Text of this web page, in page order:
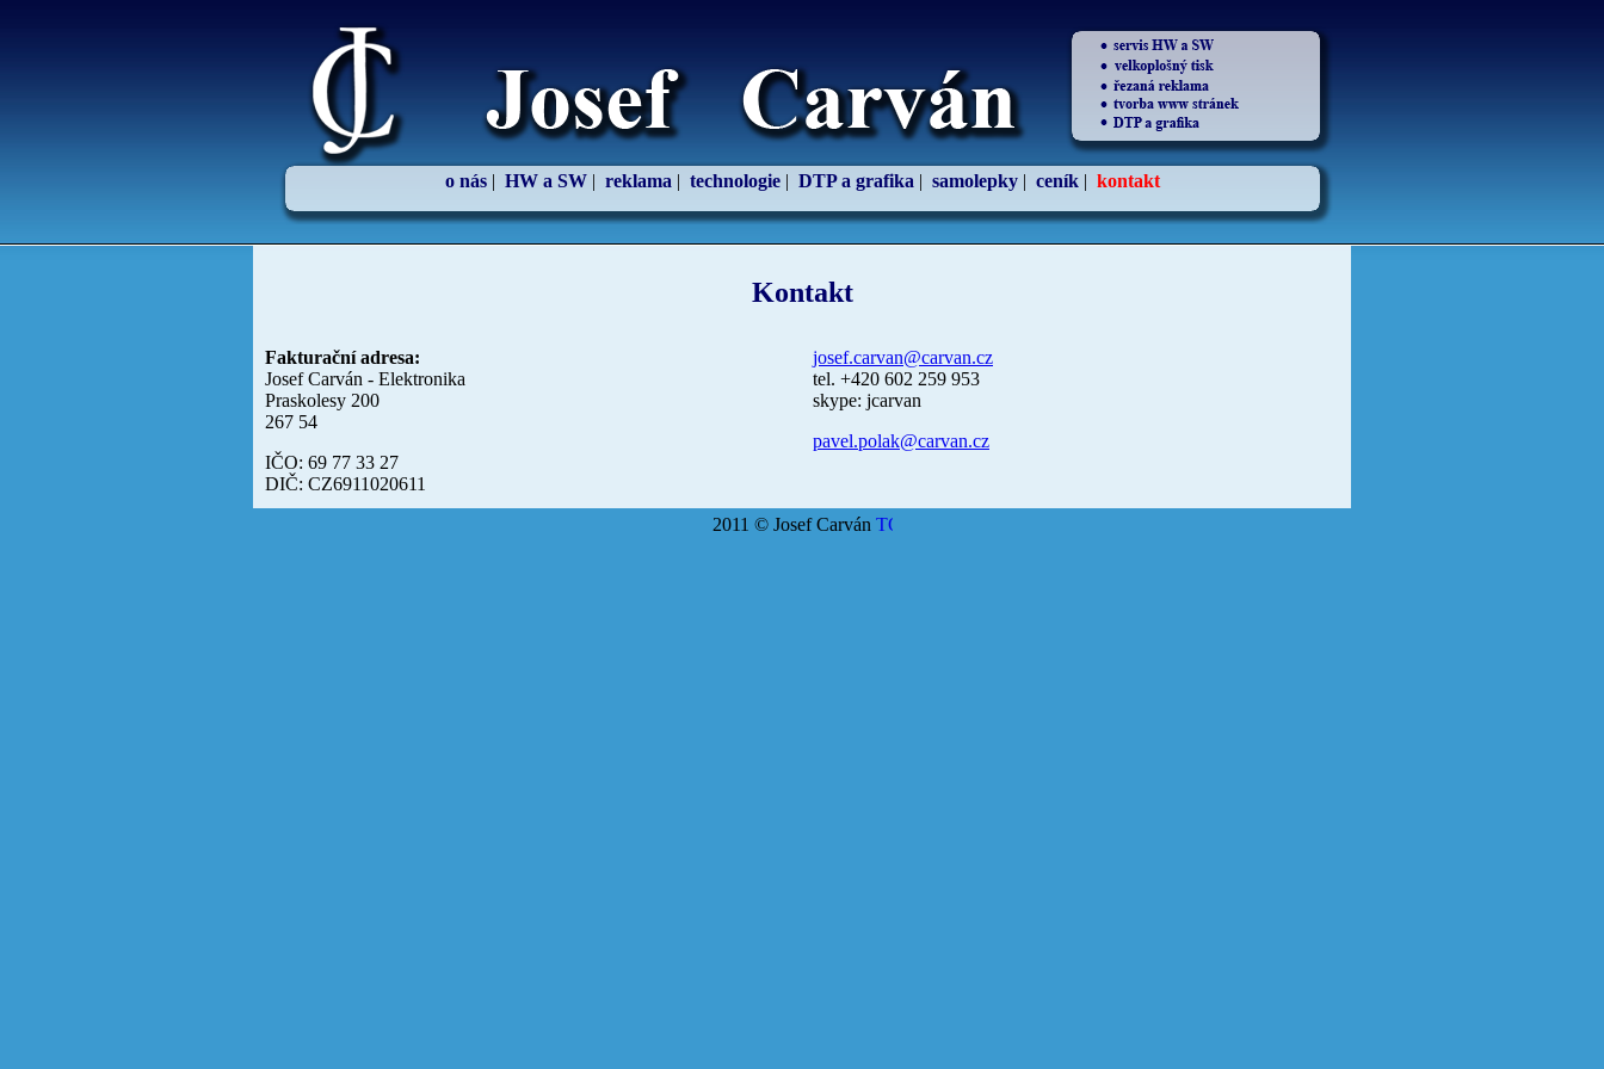
o nás| HW a SW| reklama | technologie| DTP a grafika | samolepky| ceník| kontakt
Kontakt
Fakturační adresa:
Josef Carván - Elektronika
Praskolesy 200
267 54
IČO: 69 77 33 27
DIČ: CZ6911020611
josef.carvan@carvan.cz
tel. +420 602 259 953
skype: jcarvan
pavel.polak@carvan.cz
2011 © Josef Carván